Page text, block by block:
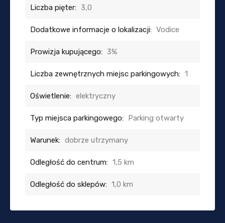
Liczba pięter: 3,0
Dodatkowe informacje o lokalizacji: Vodice
Prowizja kupującego: 3%
Liczba zewnętrznych miejsc parkingowych: 1
Oświetlenie: elektryczny
Typ miejsca parkingowego: Parking otwarty
Warunek: dobrze utrzymany
Odległość do centrum: 1,5 km
Odległość do sklepów: 1,0 km